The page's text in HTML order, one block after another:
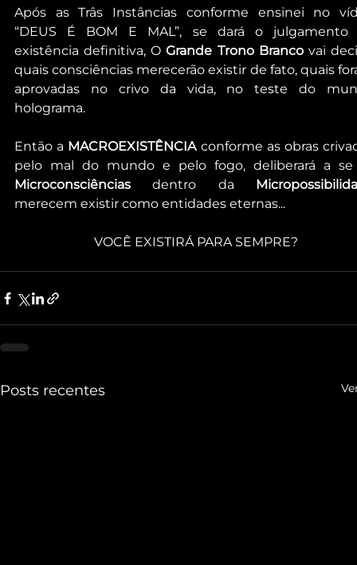
Após as Trâs Instâncias conforme ensinei no
“DEUS É BOM E MAL”, se dará o julgamento
existência definitiva, O Grande Trono Branco vai
quais consciências merecerão existir de fato, quais
aprovadas no crivo da vida, no teste do
holograma.
Então a MACROEXISTÊNCIA conforme as obras
Microconsciências dentro da
merecem existir como entidades eternas...
VOCÊ EXISTIRÁ PARA SEMPRE?
Posts recentes